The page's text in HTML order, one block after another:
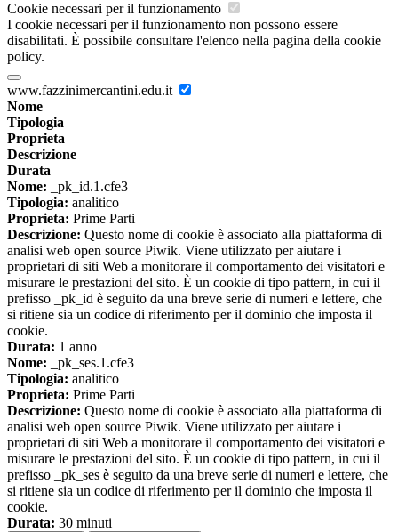
Cookie necessari per il funzionamento
I cookie necessari per il funzionamento non possono essere
disabilitati. È possibile consultare l'elenco nella pagina della cookie
policy.
www.fazzinimercantini.edu.it
Nome
Tipologia
Proprieta
Descrizione
Durata
Nome: _pk_id.1.cfe3
Tipologia: analitico
Proprieta: Prime Parti
Descrizione: Questo nome di cookie è associato alla piattaforma di
analisi web open source Piwik. Viene utilizzato per aiutare i
proprietari di siti Web a monitorare il comportamento dei visitatori e
misurare le prestazioni del sito. È un cookie di tipo pattern, in cui il
prefisso _pk_id è seguito da una breve serie di numeri e lettere, che
si ritiene sia un codice di riferimento per il dominio che imposta il
cookie.
Durata: 1 anno
Nome: _pk_ses.1.cfe3
Tipologia: analitico
Proprieta: Prime Parti
Descrizione: Questo nome di cookie è associato alla piattaforma di
analisi web open source Piwik. Viene utilizzato per aiutare i
proprietari di siti Web a monitorare il comportamento dei visitatori e
misurare le prestazioni del sito. È un cookie di tipo pattern, in cui il
prefisso _pk_ses è seguito da una breve serie di numeri e lettere, che
si ritiene sia un codice di riferimento per il dominio che imposta il
cookie.
Durata: 30 minuti